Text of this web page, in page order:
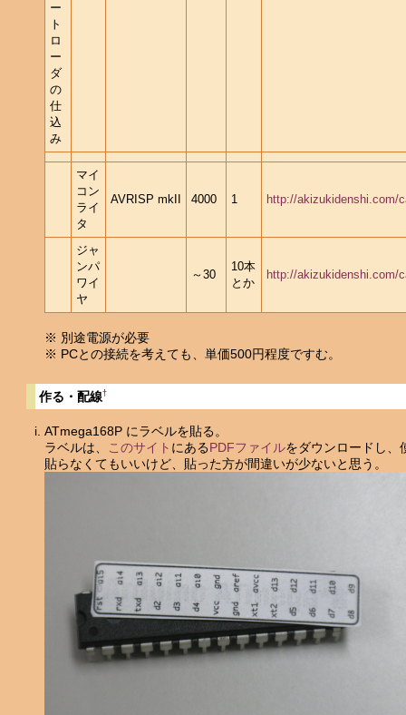
ー
ト
ロ
ー
ダ
の
仕
込
み
マイ
コン
ライ
タ
AVRISP mkII 4000 1 http://akizukidenshi.com/
ジャ
ンパ
ワイ
ヤ
～30
10本
とか
http://akizukidenshi.com/
※ 別途電源が必要
※ PCとの接続を考えても、単価500円程度ですむ。
作る・配線†
ATmega168P にラベルを貼る。
ラベルは、
このサイト にあるPDFファイルをダウンロードし、
貼らなくてもいいけど、貼った方が間違いが少ないと思う。